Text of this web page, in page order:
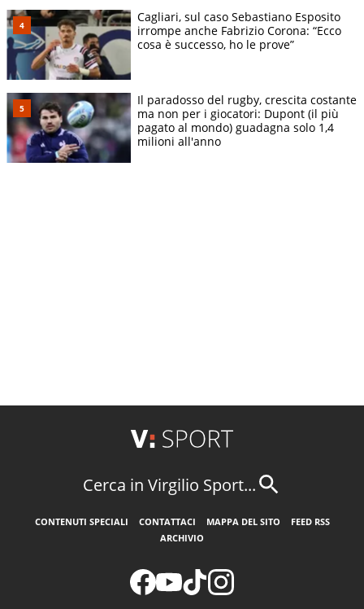
Cagliari, sul caso Sebastiano Esposito
irrompe anche Fabrizio Corona: “Ecco
cosa è successo, ho le prove”
Il paradosso del rugby, crescita costante
ma non per i giocatori: Dupont (il più
pagato al mondo) guadagna solo 1,4
milioni all'anno
Cerca in Virgilio Sport...
CONTENUTI SPECIALI CONTATTACI MAPPA DEL SITO
FEED RSS
ARCHIVIO